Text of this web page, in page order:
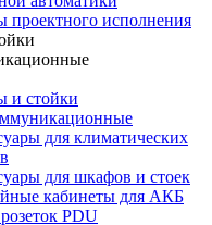
исполнения
и стойки
для климатических
для шкафов и стоек
кабинеты для АКБ
PDU